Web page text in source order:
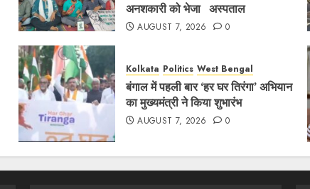
अनशकारी को भेजा अस्पताल
AUGUST 7, 2026 0
Kolkata Politics West Bengal
बंगाल में पहली बार ‘हर घर तिरंगा’ अभियान
का मुख्यमंत्री ने किया शुभारंभ
AUGUST 7, 2026 0